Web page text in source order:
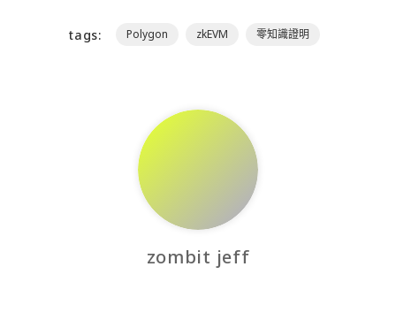
tags: Polygon zkEVM 零知識證明
zombit jeff